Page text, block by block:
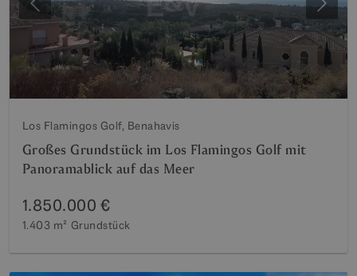
Vorherige
Los Flamingos Golf, Benahavis
Großes Grundstück im Los Flamingos Golf mit
Panoramablick auf das Meer
1.850.000 €
1.403 m² Grundstück